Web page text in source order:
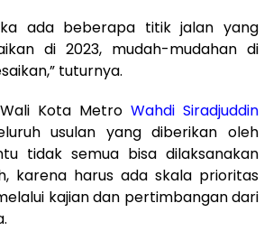
ada beberapa titik jalan yang
di 2023, mudah-mudahan di
tuturnya.
Kota Metro Wahdi Siradjuddin
usulan yang diberikan oleh
tidak semua bisa dilaksanakan
karena harus ada skala prioritas
kajian dan pertimbangan dari